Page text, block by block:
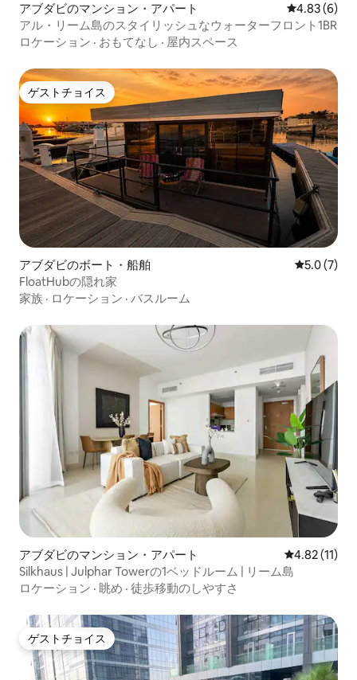
アブダビのマンション・アパート レビュー6
4.83 (6)
アル・リーム島のスタイリッシュなウォーターフロント1BR
ロケーション · おもてなし · 屋内スペース
ゲストチョイス
ゲストチョイス
アブダビのボート・船舶 レビュー7
5.0 (7)
FloatHubの隠れ家
家族 · ロケーション · バスルーム
アブダビのマンション・アパート レビュー11
4.82 (11)
Silkhaus | Julphar Towerの1ベッドルーム | リーム島
ロケーション · 眺め · 徒歩移動のしやすさ
ゲストチョイス
ゲストチョイス